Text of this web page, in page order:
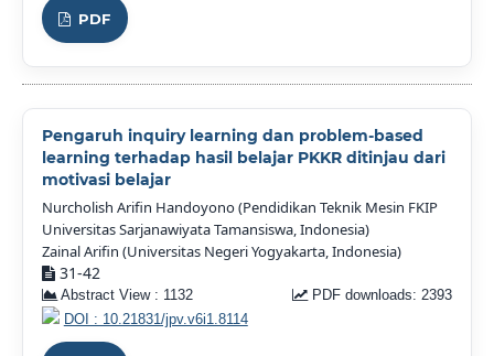
PDF
Pengaruh inquiry learning dan problem-based
learning terhadap hasil belajar PKKR ditinjau dari
motivasi belajar
Nurcholish Arifin Handoyono (Pendidikan Teknik Mesin FKIP
Universitas Sarjanawiyata Tamansiswa, Indonesia)
Zainal Arifin (Universitas Negeri Yogyakarta, Indonesia)
31-42
Abstract View : 1132
PDF downloads: 2393
DOI : 10.21831/jpv.v6i1.8114